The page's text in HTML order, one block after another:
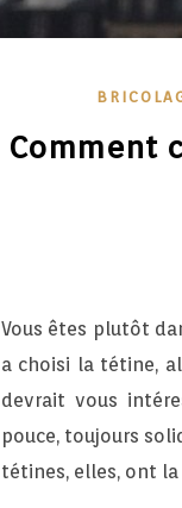
Comment
Vous êtes plutôt
a choisi la tétine,
devrait vous
pouce, toujours
tétines, elles, ont